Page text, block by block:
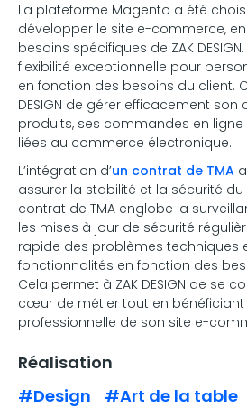
La plateforme Magento a été
développer le site e-commerce,
besoins spécifiques de ZAK
flexibilité exceptionnelle pour
en fonction des besoins du client.
DESIGN de gérer efficacement
produits, ses commandes en
liées au commerce électronique.
L’intégration d’un contrat de TMA
assurer la stabilité et la sécurité
contrat de TMA englobe la
les mises à jour de sécurité
rapide des problèmes techniques
fonctionnalités en fonction des
Cela permet à ZAK DESIGN de se
cœur de métier tout en bénéficiant
professionnelle de son site e-
Réalisation
#Design
#Art de la table